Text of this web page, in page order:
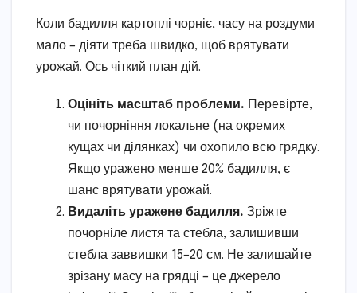
Коли бадилля картоплі чорніє, часу на роздуми
мало – діяти треба швидко, щоб врятувати
урожай. Ось чіткий план дій.
Оцініть масштаб проблеми. Перевірте,
чи почорніння локальне (на окремих
кущах чи ділянках) чи охопило всю грядку.
Якщо уражено менше 20% бадилля, є
шанс врятувати урожай.
Видаліть уражене бадилля. Зріжте
почорніле листя та стебла, залишивши
стебла заввишки 15–20 см. Не залишайте
зрізану масу на грядці – це джерело